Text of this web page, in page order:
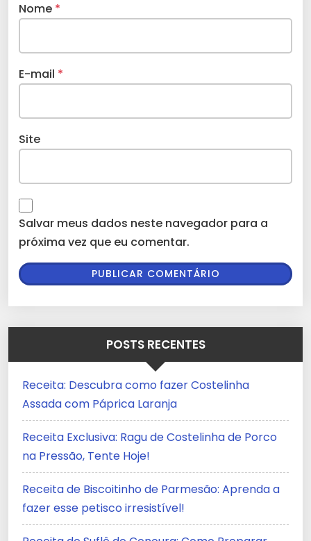
Nome *
E-mail *
Site
Salvar meus dados neste navegador para a
próxima vez que eu comentar.
POSTS RECENTES
Receita: Descubra como fazer Costelinha
Assada com Páprica Laranja
Receita Exclusiva: Ragu de Costelinha de Porco
na Pressão, Tente Hoje!
Receita de Biscoitinho de Parmesão: Aprenda a
fazer esse petisco irresistível!